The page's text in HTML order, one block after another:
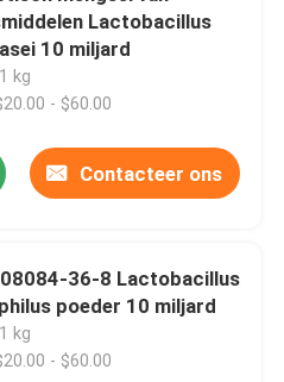
Lactobacillus
10 miljard
kg
- $60.00
Contacteer ons
36-8 Lactobacillus
poeder 10 miljard
kg
- $60.00